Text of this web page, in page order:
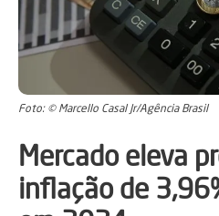
Foto: © Marcello Casal Jr/Agência Brasil
Mercado eleva
inflação de